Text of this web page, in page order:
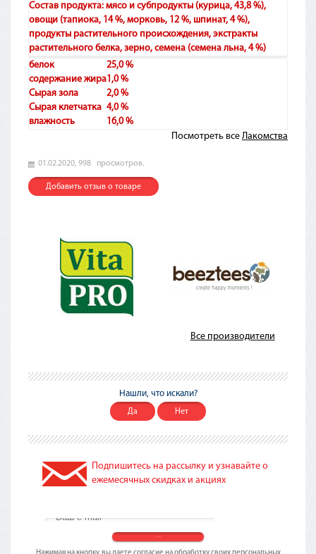
Состав продукта: мясо и субпродукты (курица, 43,8 %),
овощи (тапиока, 14 %, морковь, 12 %, шпинат, 4 %),
продукты растительного происхождения, экстракты
растительного белка, зерно, семена (семена льна, 4 %)
белок
25,0 %
содержание жира1,0 %
Сырая зола
2,0 %
Сырая клетчатка 4,0 %
влажность
16,0 %
Посмотреть все Лакомства
01.02.2020, 998 просмотров.
Добавить отзыв о товаре
Все производители
Нашли, что искали?
Да Нет
Подпишитесь на рассылку и узнавайте о
ежемесячных скидках и акциях